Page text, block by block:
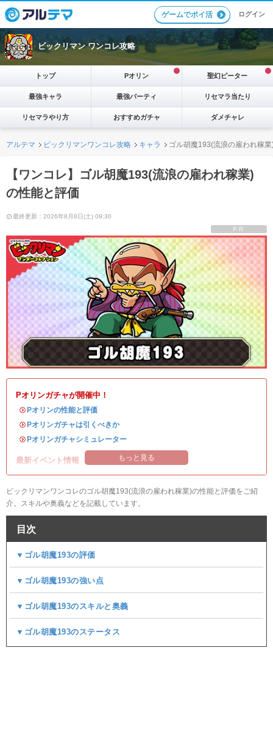
ゲームでポイ活 ログイン
ビックリマン ワンコレ攻略
トップ Pオリン 聖幻ピーター
最強キャラ 最強パーティ リセマラ当たり
リセマラやり方 おすすめガチャ ダメチャレ
アルテマ ビックリマンワンコレ攻略 キャラ ゴル胡魔193(流浪の雇われ稼
【ワンコレ】ゴル胡魔193(流浪の雇われ稼業)
の性能と評価
最終更新：2026年8月8日(土) 09:30
PR
Pオリンガチャが開催中！
・Pオリンの性能と評価
・Pオリンガチャは引くべきか
・Pオリンガチャシミュレーター
最新イベント情報 もっと見る
ビックリマンワンコレのゴル胡魔193(流浪の雇われ稼業)の性能と評価をご紹
介。スキルや奥義などを記載しています。
目次
▼ゴル胡魔193の評価
▼ゴル胡魔193の強い点
▼ゴル胡魔193のスキルと奥義
▼ゴル胡魔193のステータス